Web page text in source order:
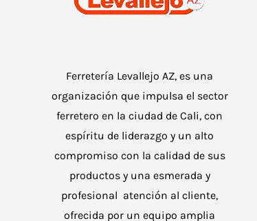
Ferretería Levallejo AZ, es una
organización que impulsa el sector
ferretero en la ciudad de Cali, con
espíritu de liderazgo y un alto
compromiso con la calidad de sus
productos y una esmerada y
profesional atención al cliente,
ofrecida por un equipo amplia